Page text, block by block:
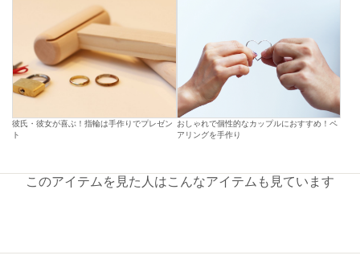
彼氏・彼女が喜ぶ！指輪は手作りでプレゼン
ト
おしゃれで個性的なカップルにおすすめ！ペ
アリングを手作り
このアイテムを見た人はこんなアイテムも見ています